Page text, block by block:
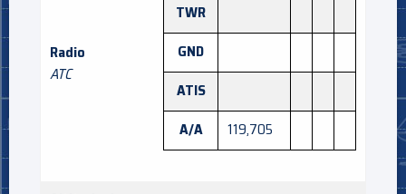
Radio
ATC
TWR
GND
ATIS
A/A
119,705